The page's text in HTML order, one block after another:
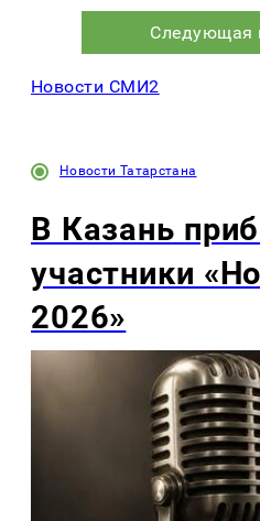
Следующая
Новости СМИ2
Новости Татарстана
В Казань
участники
2026»